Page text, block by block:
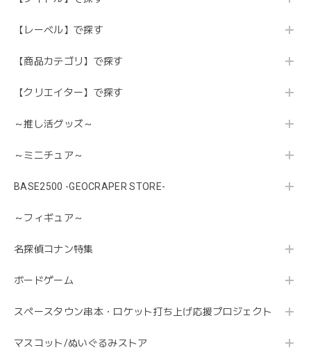
【レーベル】で探す
【商品カテゴリ】で探す
【クリエイター】で探す
～推し活グッズ～
～ミニチュア～
BASE2500 -GEOCRAPER STORE-
～フィギュア～
名探偵コナン特集
ボードゲーム
スペースタウン串本・ロケット打ち上げ応援プロジェクト
マスコット/ぬいぐるみストア